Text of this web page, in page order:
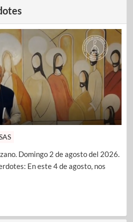
Domingo 2 de agosto del 2026.
En este 4 de agosto, nos